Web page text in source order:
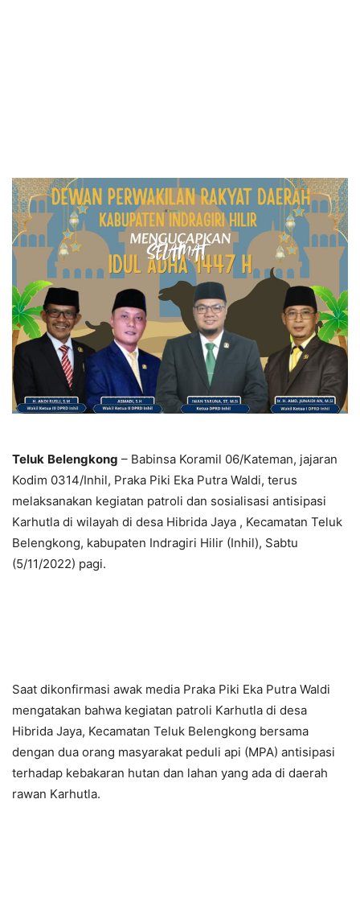
Teluk Belengkong – Babinsa Koramil 06/Kateman, jajaran
Kodim 0314/Inhil, Praka Piki Eka Putra Waldi, terus
melaksanakan kegiatan patroli dan sosialisasi antisipasi
Karhutla di wilayah di desa Hibrida Jaya , Kecamatan Teluk
Belengkong, kabupaten Indragiri Hilir (Inhil), Sabtu
(5/11/2022) pagi.
Saat dikonfirmasi awak media Praka Piki Eka Putra Waldi
mengatakan bahwa kegiatan patroli Karhutla di desa
Hibrida Jaya, Kecamatan Teluk Belengkong bersama
dengan dua orang masyarakat peduli api (MPA) antisipasi
terhadap kebakaran hutan dan lahan yang ada di daerah
rawan Karhutla.